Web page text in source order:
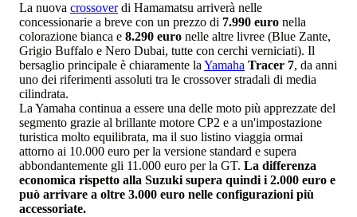
La nuova crossoverdi Hamamatsu arriverà nelle
concessionarie a breve con un prezzo di 7.990 euro nella
colorazione bianca e 8.290 euro nelle altre livree (Blue Zante,
Grigio Buffalo e Nero Dubai, tutte con cerchi verniciati). Il
bersaglio principale è chiaramente la Yamaha Tracer 7, da anni
uno dei riferimenti assoluti tra le crossover stradali di media
cilindrata.
La Yamaha continua a essere una delle moto più apprezzate del
segmento grazie al brillante motore CP2 e a un'impostazione
turistica molto equilibrata, ma il suo listino viaggia ormai
attorno ai 10.000 euro per la versione standard e supera
abbondantemente gli 11.000 euro per la GT. La differenza
economica rispetto alla Suzuki supera quindi i 2.000 euro e
può arrivare a oltre 3.000 euro nelle configurazioni più
accessoriate.